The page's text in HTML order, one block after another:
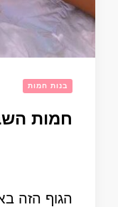
בנות חמות
חמות
הגוף הזה